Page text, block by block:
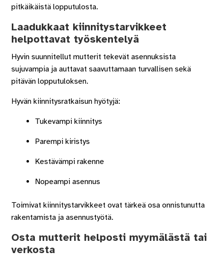
pitkäikäistä lopputulosta.
Laadukkaat kiinnitystarvikkeet
helpottavat työskentelyä
Hyvin suunnitellut mutterit tekevät asennuksista
sujuvampia ja auttavat saavuttamaan turvallisen sekä
pitävän lopputuloksen.
Hyvän kiinnitysratkaisun hyötyjä:
Tukevampi kiinnitys
Parempi kiristys
Kestävämpi rakenne
Nopeampi asennus
Toimivat kiinnitystarvikkeet ovat tärkeä osa onnistunutta
rakentamista ja asennustyötä.
Osta mutterit helposti myymälästä tai
verkosta